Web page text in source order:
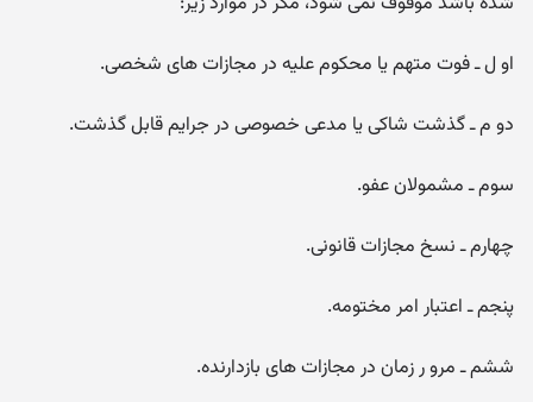
او ل ـ فوت متهم یا محکوم علیه در مجازات های شخصی.
دو م ـ گذشت شاکی یا مدعی خصوصی در جرایم قابل گذشت.
سوم ـ مشمولان عفو.
چهارم ـ نسخ مجازات قانونی.
پنجم ـ اعتبار امر مختومه.
ششم ـ مرو ر زمان در مجازات های بازدارنده.